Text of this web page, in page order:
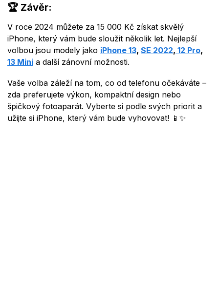
🏆 Závěr:
V roce 2024 můžete za 15 000 Kč získat skvělý
iPhone, který vám bude sloužit několik let. Nejlepší
volbou jsou modely jako iPhone 13, SE 2022, 12 Pro,
13 Mini a další zánovní možnosti.
Vaše volba záleží na tom, co od telefonu očekáváte –
zda preferujete výkon, kompaktní design nebo
špičkový fotoaparát. Vyberte si podle svých priorit a
užijte si iPhone, který vám bude vyhovovat! 📱✨